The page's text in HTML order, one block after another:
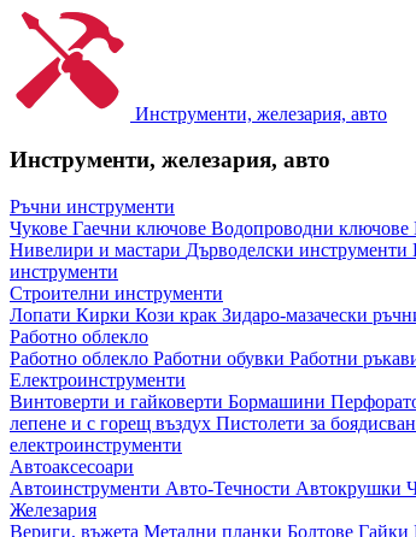
Инструменти, железария, авто
Инструменти, железария, авто
Ръчни инструменти
Чукове Гаечни ключове Водопроводни ключове
Нивелири и мастари Дърводелски инструменти
инструменти
Строителни инструменти
Лопати Кирки Кози крак Зидаро-мазачески
Работно облекло
Работно облекло Работни обувки Работни
Електроинструменти
Винтоверти и гайковерти Бормашини
лепене и с горещ въздух Пистолети за
електроинструменти
Автоаксесоари
Автоинструменти Авто-Течности Автокрушки
Железария
Вериги, въжета Метални планки Болтове Гайки